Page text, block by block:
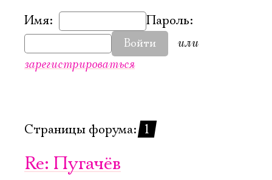
Имя:
Пароль:
Войти
или
зарегистрироваться
Страницы форума: 1
Re: Пугачёв